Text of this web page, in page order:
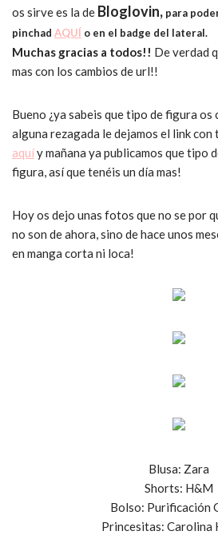
os sirve es la de Bloglovin, para
pinchad AQUÍ o en el badge del lateral.
Muchas gracias a todos!! De verdad
mas con los cambios de url!!
Bueno ¿ya sabeis que tipo de figura
alguna rezagada le dejamos el link
aquíy mañana ya publicamos que tipo
figura, así que tenéis un día mas!
Hoy os dejo unas fotos que no se por
no son de ahora, sino de hace unos
en manga corta ni loca!
Blusa: Zara
Shorts: H&M
Bolso: Purificación
Princesitas: Carolina